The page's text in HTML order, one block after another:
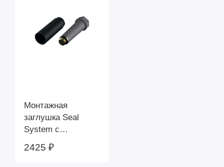
Монтажная
заглушка Seal
System с
гидроизоляционной
муфтой 1/2" TECE
2425 ₽